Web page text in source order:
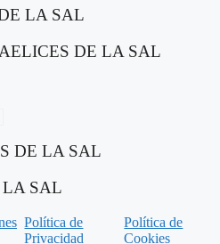
LA SAL
DE LA SAL
DE LA SAL
LA SAL
Política de
Privacidad
Política de
Cookies